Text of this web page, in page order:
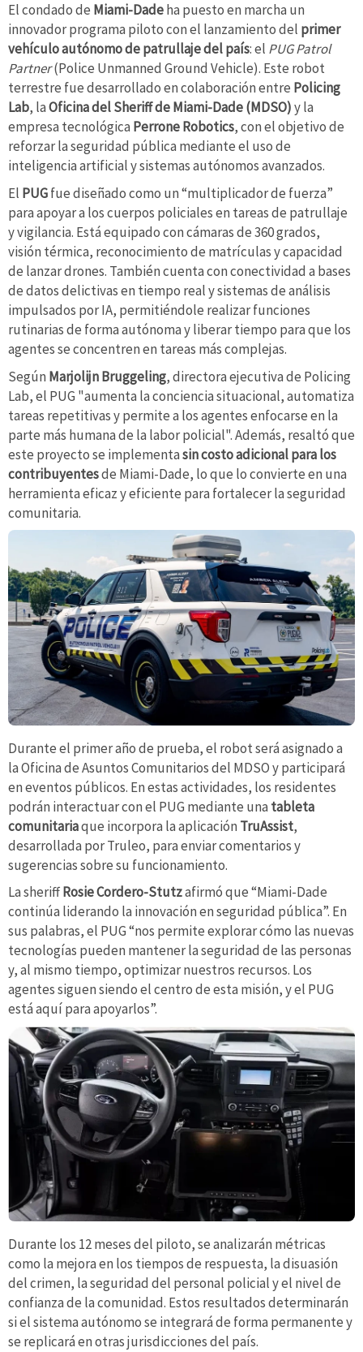
El condado de Miami-Dadeha puesto en marcha un
innovador programa piloto con el lanzamiento del primer
vehículo autónomo de patrullaje del país: el PUG Patrol
Partner(Police Unmanned Ground Vehicle). Este robot
terrestre fue desarrollado en colaboración entre Policing
Lab, laOficina del Sheriff de Miami-Dade (MDSO)y la
empresa tecnológica Perrone Robotics, con el objetivo de
reforzar la seguridad pública mediante el uso de
inteligencia artificial y sistemas autónomos avanzados.
El PUGfue diseñado como un “multiplicador de fuerza”
para apoyar a los cuerpos policiales en tareas de patrullaje
y vigilancia. Está equipado con cámaras de 360 grados,
visión térmica, reconocimiento de matrículas y capacidad
de lanzar drones. También cuenta con conectividad a bases
de datos delictivas en tiempo real y sistemas de análisis
impulsados por IA, permitiéndole realizar funciones
rutinarias de forma autónoma y liberar tiempo para que los
agentes se concentren en tareas más complejas.
Según Marjolijn Bruggeling, directora ejecutiva de Policing
Lab, el PUG "aumenta la conciencia situacional, automatiza
tareas repetitivas y permite a los agentes enfocarse en la
parte más humana de la labor policial". Además, resaltó que
este proyecto se implementasin costo adicional para los
contribuyentesde Miami-Dade, lo que lo convierte en una
herramienta eficaz y eficiente para fortalecer la seguridad
comunitaria.
Durante el primer año de prueba, el robot será asignado a
la Oficina de Asuntos Comunitarios del MDSO y participará
en eventos públicos. En estas actividades, los residentes
podrán interactuar con el PUG mediante una tableta
comunitariaque incorpora la aplicación TruAssist,
desarrollada por Truleo, para enviar comentarios y
sugerencias sobre su funcionamiento.
La sheriffRosie Cordero-Stutzafirmó que “Miami-Dade
continúa liderando la innovación en seguridad pública”. En
sus palabras, el PUG “nos permite explorar cómo las nuevas
tecnologías pueden mantener la seguridad de las personas
y, al mismo tiempo, optimizar nuestros recursos. Los
agentes siguen siendo el centro de esta misión, y el PUG
está aquí para apoyarlos”.
Durante los 12 meses del piloto, se analizarán métricas
como la mejora en los tiempos de respuesta, la disuasión
del crimen, la seguridad del personal policial y el nivel de
confianza de la comunidad. Estos resultados determinarán
si el sistema autónomo se integrará de forma permanente y
se replicará en otras jurisdicciones del país.